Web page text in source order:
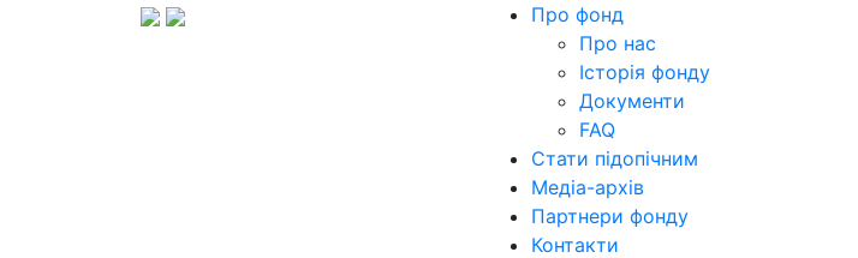
Про фонд
Про нас
Історія фонду
Документи
FAQ
Стати підопічним
Медіа-архів
Партнери фонду
Контакти